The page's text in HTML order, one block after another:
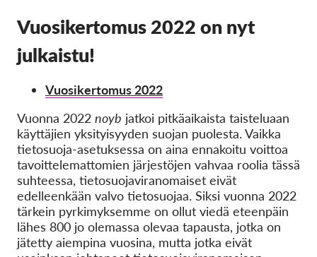
Tiimi
Rekry
Edustajakanne
OnionShare
Media
Yhteystiedot
GDPRhub
Vuosikertomus 2022 on nyt
julkaistu!
Vuosikertomus 2022
Vuonna 2022 noyb jatkoi pitkäaikaista taisteluaan
käyttäjien yksityisyyden suojan puolesta. Vaikka
tietosuoja-asetuksessa on aina ennakoitu voittoa
tavoittelemattomien järjestöjen vahvaa roolia tässä
suhteessa, tietosuojaviranomaiset eivät
edelleenkään valvo tietosuojaa. Siksi vuonna 2022
tärkein pyrkimyksemme on ollut viedä eteenpäin
lähes 800 jo olemassa olevaa tapausta, jotka on
jätetty aiempina vuosina, mutta jotka eivät